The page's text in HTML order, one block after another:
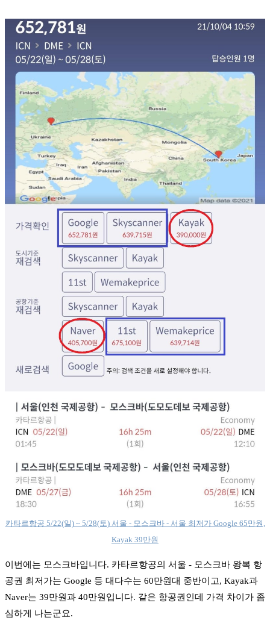
카타르항공 5/22(일) ~ 5/28(토) 서울 - 모스크바 - 서울 최저가 Google 65만원,
Kayak 39만원
이번에는 모스크바입니다. 카타르항공의 서울 - 모스크바 왕복 항
공권 최저가는 Google 등 대다수는 60만원대 중반이고, Kayak과
Naver는 39만원과 40만원입니다. 같은 항공권인데 가격 차이가 좀
심하게 나는군요.